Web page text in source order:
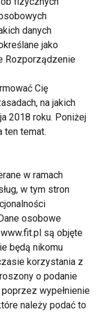
ze
adres e-mail
w Polityce
danych
jako
Rozporządzenie
Cię
na jakich
2018 roku. Poniżej
ten temat.
w ramach
w tym stron
osobowe
są objęte
będą nikomu
korzystania z
o podanie
wypełnienie
należy podać to